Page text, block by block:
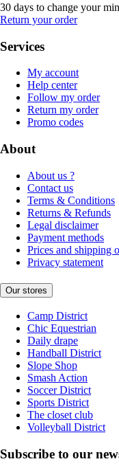
30 days to change your
Return your order
Services
My account
Help center
Follow my order
Return my order
Promo codes
About
About us ?
Contact us
Terms & Conditions
Returns & Refunds
Legal disclaimer
Payment methods
Prices and shipping
Privacy statement
Our stores
Camp District
Chic Equestrian
Daily drape
Handball District
Slope Shop
Smash Action
Soccer District
Sports District
The closet club
Volleyball District
Subscribe to our